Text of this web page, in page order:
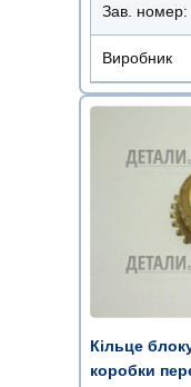
Зав. номер:
Виробник
Кільце
коробки